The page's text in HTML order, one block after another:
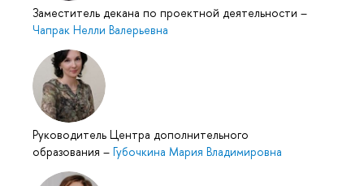
Заместитель декана по проектной деятельности –
Чапрак Нелли Валерьевна
Руководитель Центра дополнительного
образования – Губочкина Мария Владимировна